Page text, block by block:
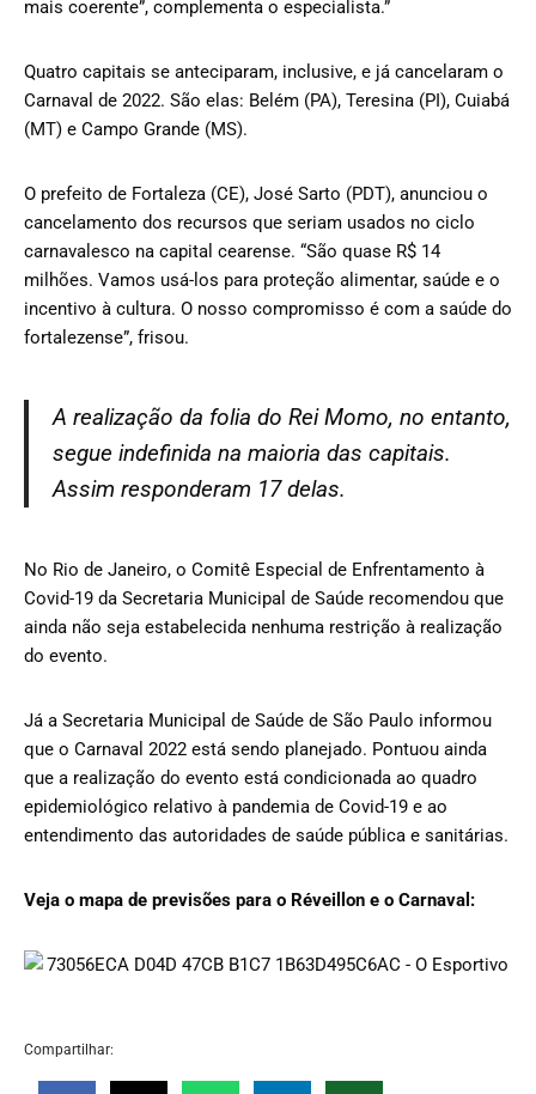
mais coerente”, complementa o especialista.”
Quatro capitais se anteciparam, inclusive, e já cancelaram o
Carnaval de 2022. São elas: Belém (PA), Teresina (PI), Cuiabá
(MT) e Campo Grande (MS).
O prefeito de Fortaleza (CE), José Sarto (PDT), anunciou o
cancelamento dos recursos que seriam usados no ciclo
carnavalesco na capital cearense. “São quase R$ 14
milhões. Vamos usá-los para proteção alimentar, saúde e o
incentivo à cultura. O nosso compromisso é com a saúde do
fortalezense”, frisou.
A realização da folia do Rei Momo, no entanto,
segue indefinida na maioria das capitais.
Assim responderam 17 delas.
No Rio de Janeiro, o Comitê Especial de Enfrentamento à
Covid-19 da Secretaria Municipal de Saúde recomendou que
ainda não seja estabelecida nenhuma restrição à realização
do evento.
Já a Secretaria Municipal de Saúde de São Paulo informou
que o Carnaval 2022 está sendo planejado. Pontuou ainda
que a realização do evento está condicionada ao quadro
epidemiológico relativo à pandemia de Covid-19 e ao
entendimento das autoridades de saúde pública e sanitárias.
Veja o mapa de previsões para o Réveillon e o Carnaval:
Compartilhar: